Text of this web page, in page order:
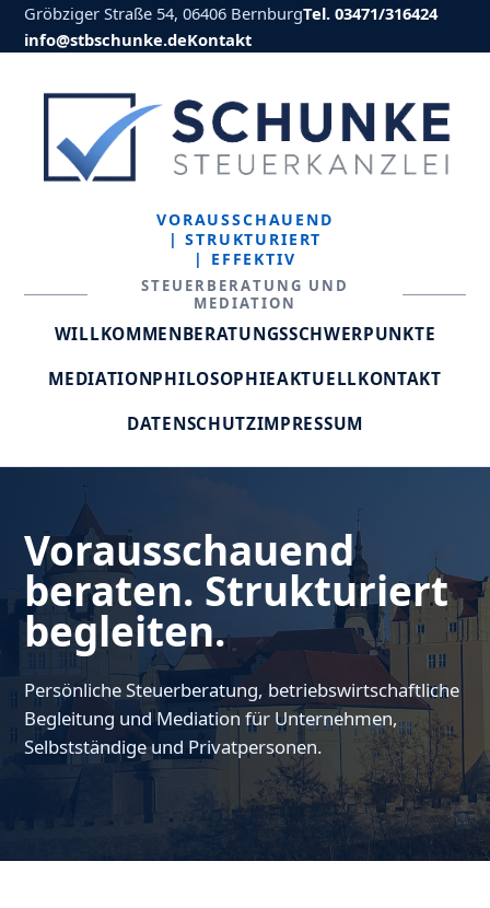
Gröbziger Straße 54, 06406 BernburgTel. 03471/316424
info@stbschunke.deKontakt
VORAUSSCHAUEND
| STRUKTURIERT
| EFFEKTIV
STEUERBERATUNG UND
MEDIATION
WILLKOMMENBERATUNGSSCHWERPUNKTE
MEDIATIONPHILOSOPHIEAKTUELLKONTAKT
DATENSCHUTZIMPRESSUM
Vorausschauend
beraten. Strukturiert
begleiten.
Persönliche Steuerberatung, betriebswirtschaftliche
Begleitung und Mediation für Unternehmen,
Selbstständige und Privatpersonen.